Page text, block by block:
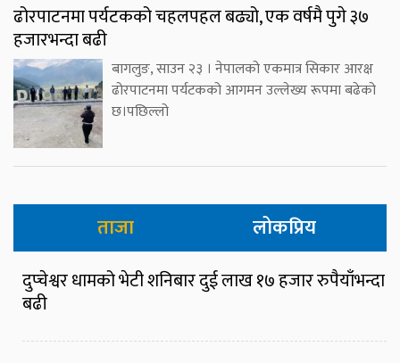
ढोरपाटनमा पर्यटकको चहलपहल बढ्यो, एक वर्षमै पुगे ३७
हजारभन्दा बढी
बागलुङ, साउन २३ । नेपालको एकमात्र सिकार आरक्ष
ढोरपाटनमा पर्यटकको आगमन उल्लेख्य रूपमा बढेको
छ।पछिल्लो
ताजा लोकप्रिय
दुप्चेश्वर धामको भेटी शनिबार दुई लाख १७ हजार रुपैयाँभन्दा
बढी